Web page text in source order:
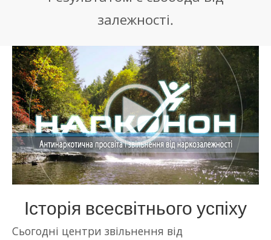
залежності.
Історія всесвітнього успіху
Сьогодні центри звільнення від